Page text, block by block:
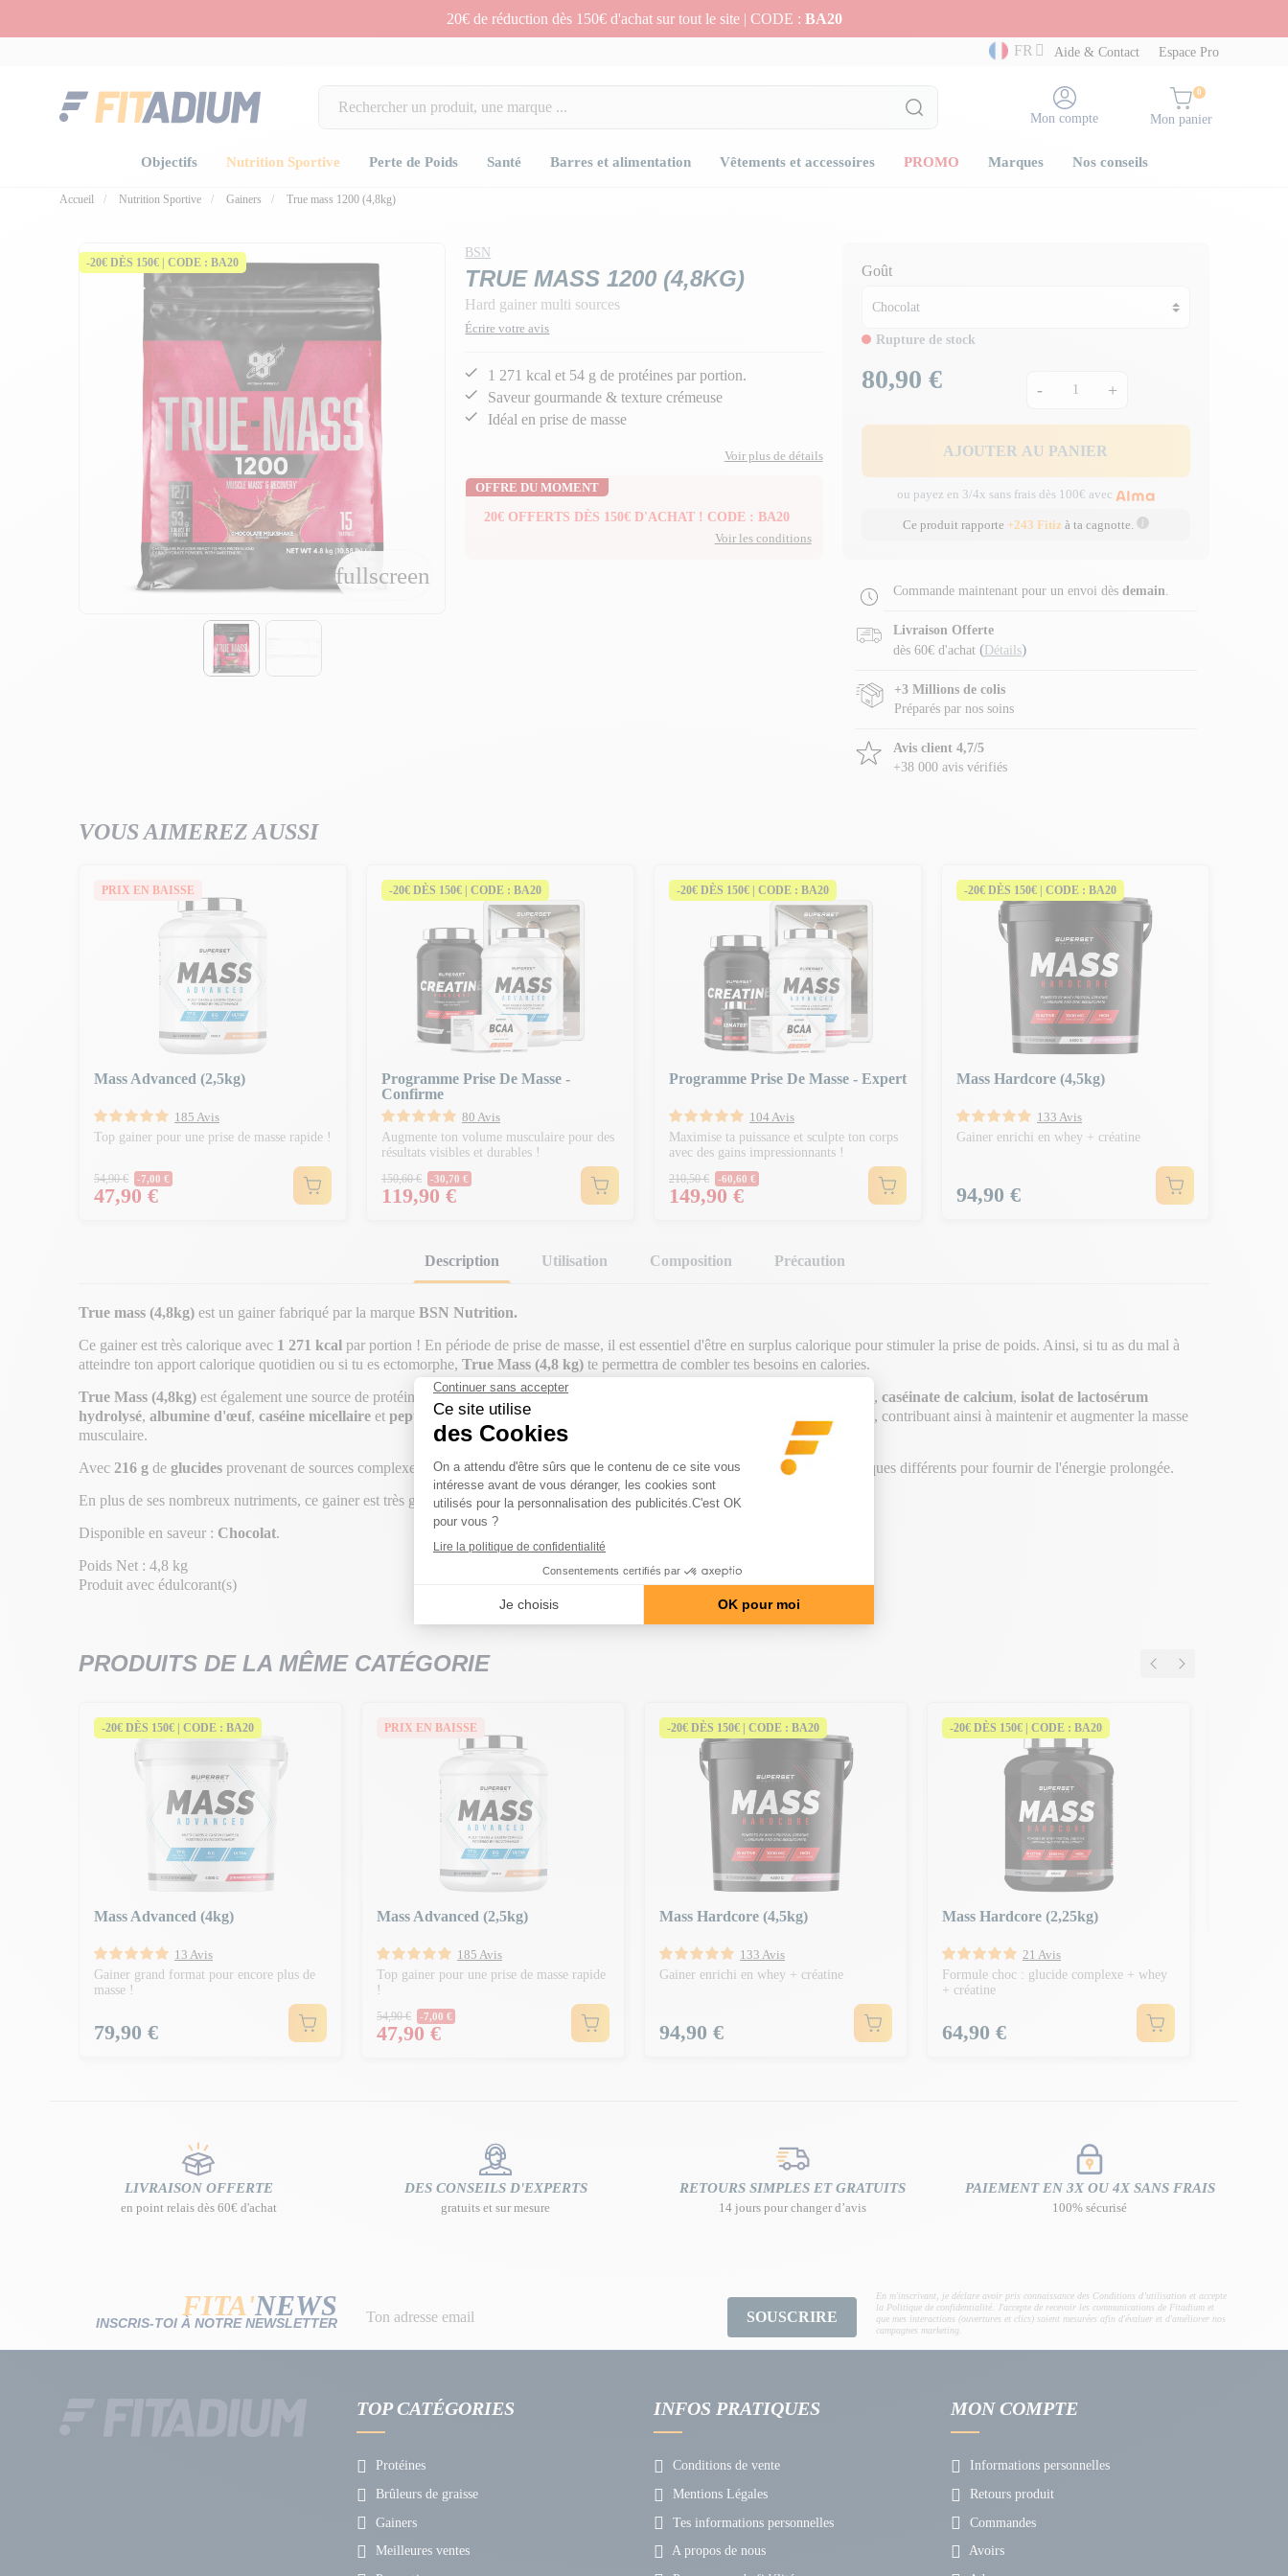
20€ de réduction dès 150€ d'achat sur tout le site | CODE : BA20
FR
Aide & Contact Espace Pro
Mon compte
0
Mon panier
Objectifs Nutrition Sportive Perte de Poids Santé Barres et alimentation Vêtements et accessoires PROMO Marques Nos conseils
Accueil Nutrition Sportive Gainers True mass 1200 (4,8kg)
-20€ DÈS 150€ | CODE : BA20
fullscreen
fullscreen
BSN
TRUE MASS 1200 (4,8KG)
Hard gainer multi sources
Écrire votre avis
1 271 kcal et 54 g de protéines par portion.
Saveur gourmande & texture crémeuse
Idéal en prise de masse
Voir plus de détails
OFFRE DU MOMENT
20€ OFFERTS DÈS 150€ D'ACHAT ! CODE : BA20
Voir les conditions
Goût
Rupture de stock
Prix
80,90 € - +
AJOUTER AU PANIER
ou payez en 3/4x sans frais dès 100€ avec
Ce produit rapporte +243 Fitizà ta cagnotte.
Commande maintenant pour un envoi dès demain.
Livraison Offerte
dès 60€ d'achat ( Détails)
+3 Millions de colis
Préparés par nos soins
Avis client 4,7/5
+38 000 avis vérifiés
VOUS AIMEREZ AUSSI
PRIX EN BAISSE
Mass Advanced (2,5kg)
185 Avis
Top gainer pour une prise de masse rapide !
Prix Normal
54,90 € -7,00 €
Prix
47,90 €
-20€ DÈS 150€ | CODE : BA20
Programme Prise De Masse -
Confirme
80 Avis
Augmente ton volume musculaire pour des
résultats visibles et durables !
Prix Normal
150,60 € -30,70 €
Prix
119,90 €
-20€ DÈS 150€ | CODE : BA20
Programme Prise De Masse - Expert
104 Avis
Maximise ta puissance et sculpte ton corps
avec des gains impressionnants !
Prix Normal
210,50 € -60,60 €
Prix
149,90 €
-20€ DÈS 150€ | CODE : BA20
Mass Hardcore (4,5kg)
133 Avis
Gainer enrichi en whey + créatine
Prix
94,90 €
Description Utilisation Composition Précaution
True mass (4,8kg) est un gainer fabriqué par la marque BSN Nutrition.
Ce gainer est très calorique avec 1 271 kcal par portion ! En période de prise de masse, il est essentiel d'être en surplus calorique pour stimuler la prise de poids. Ainsi, si tu as du mal à
atteindre ton apport calorique quotidien ou si tu es ectomorphe, True Mass (4,8 kg) te permettra de combler tes besoins en calories.
True Mass (4,8kg) est également une source de protéines avec pas moins de six types différents : , caséinate de calcium, isolat de lactosérum
hydrolysé, albumine d'œuf, caséine micellaire et peptides de glutamine. Au total, ce gainer fournit
par portion, contribuant ainsi à maintenir et augmenter la masse
musculaire.
Avec 216 g de glucides provenant de sources complexes telles que la maltodextrine et la farine d'avoine, ayant des indices glycémiques différents pour fournir de l'énergie prolongée.
En plus de ses nombreux nutriments, ce gainer est très gourmand avec une saveur intense de chocolat.
Disponible en saveur : Chocolat.
Poids Net : 4,8 kg
Produit avec édulcorant(s)
PRODUITS DE LA MÊME CATÉGORIE
-20€ DÈS 150€ | CODE : BA20
Mass Advanced (4kg)
13 Avis
Gainer grand format pour encore plus de
masse !
Prix
79,90 €
PRIX EN BAISSE
Mass Advanced (2,5kg)
185 Avis
Top gainer pour une prise de masse rapide
!
Prix Normal
54,90 € -7,00 €
Prix
47,90 €
-20€ DÈS 150€ | CODE : BA20
Mass Hardcore (4,5kg)
133 Avis
Gainer enrichi en whey + créatine
Prix
94,90 €
-20€ DÈS 150€ | CODE : BA20
Mass Hardcore (2,25kg)
21 Avis
Formule choc : glucide complexe + whey
+ créatine
Prix
64,90 €
LIVRAISON OFFERTE
en point relais dès 60€ d'achat
DES CONSEILS D'EXPERTS
gratuits et sur mesure
RETOURS SIMPLES ET GRATUITS
14 jours pour changer d’avis
PAIEMENT EN 3X OU 4X SANS FRAIS
100% sécurisé
FITA'NEWS
INSCRIS-TOI À NOTRE NEWSLETTER SOUSCRIRE
En m'inscrivant, je déclare avoir pris connaissance des Conditions d’utilisation et accepte
la Politique de confidentialité. J'accepte de recevoir les communications de Fitadium et
que mes interactions (ouvertures et clics) soient mesurées afin d'évaluer et d'améliorer nos
campagnes marketing.
TOP CATÉGORIES
Protéines
Brûleurs de graisse
Gainers
Meilleures ventes
INFOS PRATIQUES
Conditions de vente
Mentions Légales
Tes informations personnelles
A propos de nous
MON COMPTE
Informations personnelles
Retours produit
Commandes
Avoirs